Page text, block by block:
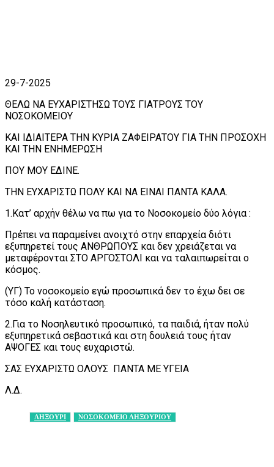
29-7-2025
ΘΕΛΩ ΝΑ ΕΥΧΑΡΙΣΤΗΣΩ ΤΟΥΣ ΓΙΑΤΡΟΥΣ ΤΟΥ
ΝΟΣΟΚΟΜΕΙΟΥ
ΚΑΙ ΙΔΙΑΙΤΕΡΑ ΤΗΝ ΚΥΡΙΑ ΖΑΦΕΙΡΑΤΟΥ ΓΙΑ ΤΗΝ ΠΡΟΣΟΧΗ
ΚΑΙ ΤΗΝ ΕΝΗΜΕΡΩΣΗ
ΠΟΥ ΜΟΥ ΕΔΙΝΕ.
ΤΗΝ ΕΥΧΑΡΙΣΤΩ ΠΟΛΥ ΚΑΙ ΝΑ ΕΙΝΑΙ ΠΑΝΤΑ ΚΑΛΑ.
1.Κατ’ αρχήν θέλω να πω για το Νοσοκομείο δύο λόγια :
Πρέπει να παραμείνει ανοιχτό στην επαρχεία διότι
εξυπηρετεί τους ΑΝΘΡΩΠΟΥΣ και δεν χρειάζεται να
μεταφέρονται ΣΤΟ ΑΡΓΟΣΤΟΛΙ και να ταλαιπωρείται ο
κόσμος.
(ΥΓ) Το νοσοκομείο εγώ προσωπικά δεν το έχω δει σε
τόσο καλή κατάσταση.
2.Για το Νοσηλευτικό προσωπικό, τα παιδιά, ήταν πολύ
εξυπηρετικά σεβαστικά και στη δουλειά τους ήταν
ΑΨΟΓΕΣ και τους ευχαριστώ.
ΣΑΣ ΕΥΧΑΡΙΣΤΩ ΟΛΟΥΣ ΠΑΝΤΑ ΜΕ ΥΓΕΙΑ
Λ.Δ.
ΛΗΞΟΥΡΙ ΝΟΣΟΚΟΜΕΙΟ ΛΗΞΟΥΡΙΟΥ